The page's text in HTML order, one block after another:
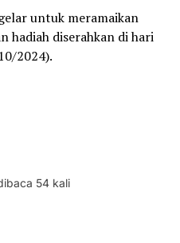
untuk meramaikan
hadiah diserahkan di hari
2024).
54 kali